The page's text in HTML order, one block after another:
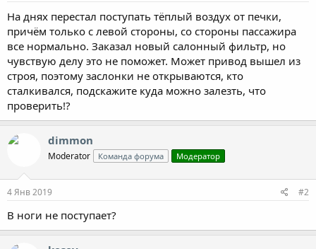
На днях перестал поступать тёплый воздух от печки,
причём только с левой стороны, со стороны пассажира
все нормально. Заказал новый салонный фильтр, но
чувствую делу это не поможет. Может привод вышел из
строя, поэтому заслонки не открываются, кто
сталкивался, подскажите куда можно залезть, что
проверить!?
dimmon
Moderator Команда форума Модератор
4 Янв 2019 #2
В ноги не поступает?